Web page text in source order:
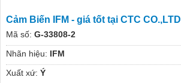
Cảm Biến IFM - giá tốt tại CTC CO.,LTD
Mã số: G-33808-2
Nhãn hiệu: IFM
Xuất xứ: Ý